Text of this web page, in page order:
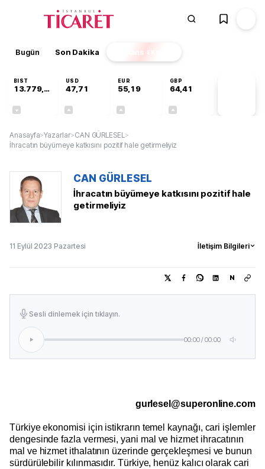
Bugün Son Dakika Finans EKSTRA
BIST
13.779,39
USD
47,71
EUR
55,19
GBP
64,41
Anasayfa>Yazarlar>CAN GÜRLESEL>
İhracatın büyümeye katkısını pozitif hale getirmeliyiz
CAN GÜRLESEL
İhracatın büyümeye katkısını pozitif hale
getirmeliyiz
11 Eylül 2023 Pazartesi İletişim Bilgileri
N
Sesli dinlemek için tıklayın.
00:00/00:00
gurlesel@superonline.com
Türkiye ekonomisi için istikrarın temel kaynağı, cari işlemler
dengesinde fazla vermesi, yani mal ve hizmet ihracatının
mal ve hizmet ithalatının üzerinde gerçekleşmesi ve bunun
sürdürülebilir kılınmasıdır. Türkiye, henüz kalıcı olarak cari